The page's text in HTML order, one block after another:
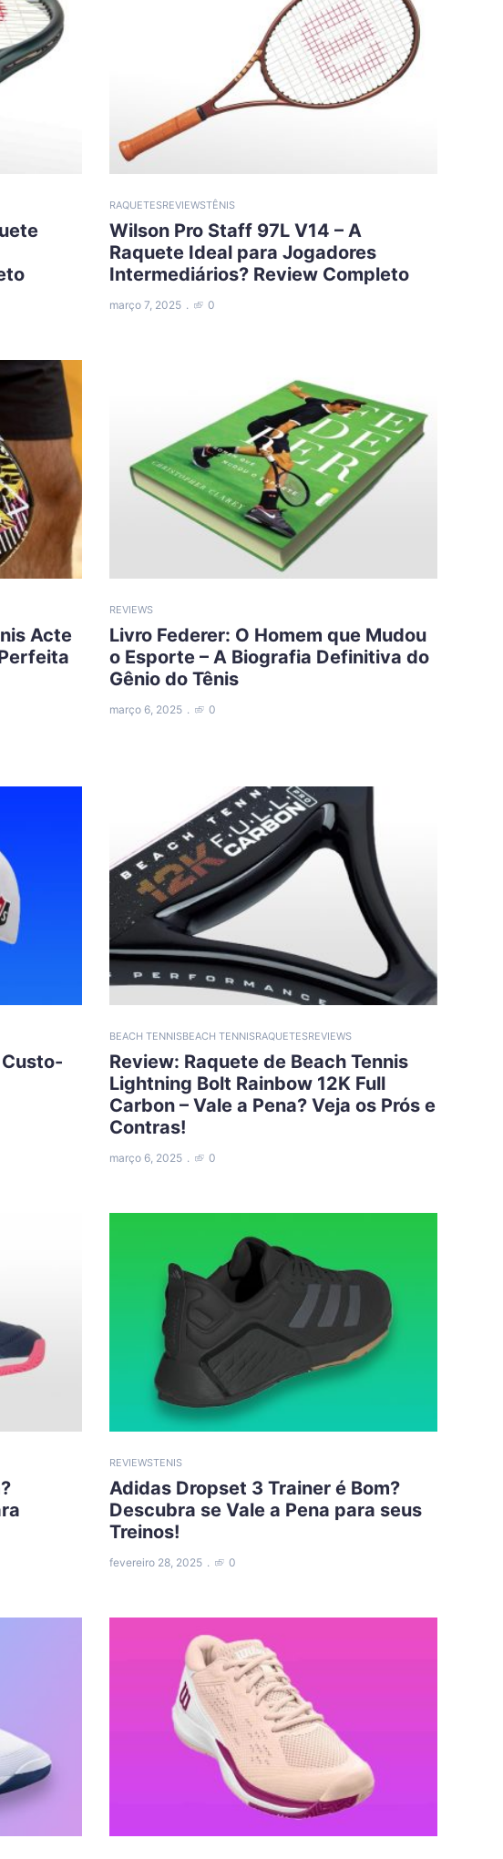
RAQUETESREVIEWSTÊNIS
Wilson Pro Staff 97L V14 – A
Raquete Ideal para Jogadores
Intermediários? Review Completo
março 7, 2025 0
Acte
REVIEWS
Livro Federer: O Homem que Mudou
o Esporte – A Biografia Definitiva do
Gênio do Tênis
março 6, 2025 0
BEACH TENNISBEACH TENNISRAQUETESREVIEWS
Review: Raquete de Beach Tennis
Lightning Bolt Rainbow 12K Full
Carbon – Vale a Pena? Veja os Prós e
Contras!
março 6, 2025 0
REVIEWSTENIS
Adidas Dropset 3 Trainer é Bom?
Descubra se Vale a Pena para seus
Treinos!
fevereiro 28, 2025 0